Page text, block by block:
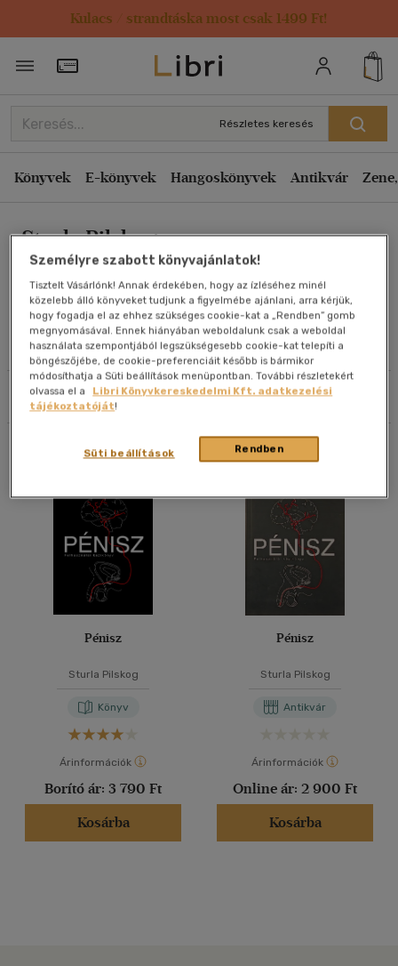
Kulacs / strandtáska most csak 1499 Ft!
Törzsvásárlói Kártya adatai
Részletes keresés
Könyvek E-könyvek Hangoskönyvek Antikvár
Sturla Pilskog
Művei
Olvasói vélemények
Szűrés Rendezés
Rendezés
Kiadás éve szerint csökkenő
Ár szerint csökkenő
Eladott darabszám szerint csökkenő
Eladott darabszám szerint növekvő
Cím szerint A-Z
Szerző szerint A-Z
Megjelenítés
20 db / oldal
Összesen db
Pénisz
Sturla Pilskog
Könyv
Árinformációk
Borító ár: 3 790 Ft
Kosárba
Pénisz
Sturla Pilskog
Antikvár
Árinformációk
Online ár: 2 900 Ft
Kosárba
Személyre szabott könyvajánlatok!
Tisztelt Vásárlónk! Annak érdekében, hogy az ízléséhez minél
közelebb álló könyveket tudjunk a figyelmébe ajánlani, arra kérjük,
hogy fogadja el az ehhez szükséges cookie-kat a „Rendben” gomb
megnyomásával. Ennek hiányában weboldalunk csak a weboldal
használata szempontjából legszükségesebb cookie-kat telepíti a
böngészőjébe, de cookie-preferenciáit később is bármikor
módosíthatja a Süti beállítások menüpontban. További részletekért
olvassa el a
Libri Könyvkereskedelmi Kft. adatkezelési
tájékoztatóját!
Rendben
Süti beállítások